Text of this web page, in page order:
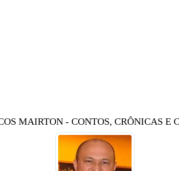
MAIRTON - CONTOS, CRÔNICAS E